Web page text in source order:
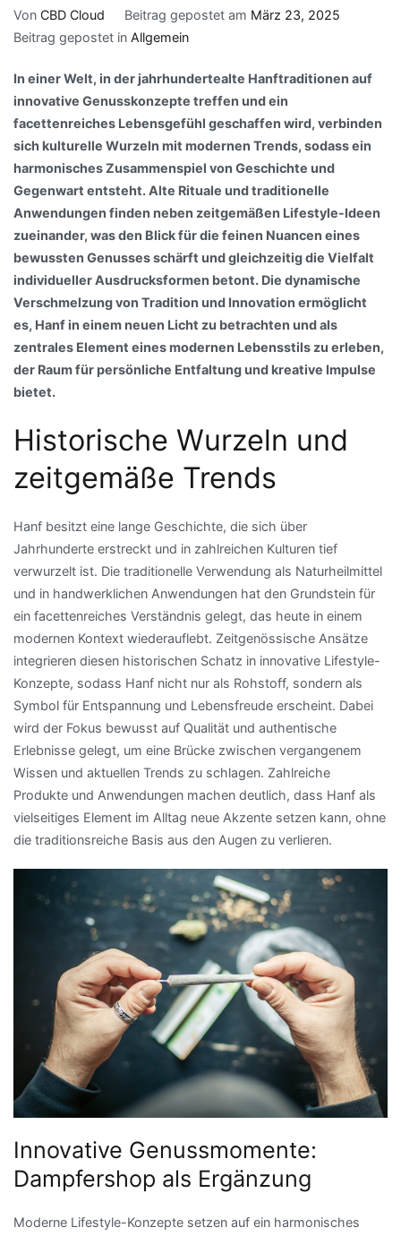
Von CBD Cloud Beitrag gepostet am März 23, 2025
Beitrag gepostet in Allgemein
In einer Welt, in der jahrhundertealte Hanftraditionen auf
innovative Genusskonzepte treffen und ein
facettenreiches Lebensgefühl geschaffen wird, verbinden
sich kulturelle Wurzeln mit modernen Trends, sodass ein
harmonisches Zusammenspiel von Geschichte und
Gegenwart entsteht. Alte Rituale und traditionelle
Anwendungen finden neben zeitgemäßen Lifestyle-Ideen
zueinander, was den Blick für die feinen Nuancen eines
bewussten Genusses schärft und gleichzeitig die Vielfalt
individueller Ausdrucksformen betont. Die dynamische
Verschmelzung von Tradition und Innovation ermöglicht
es, Hanf in einem neuen Licht zu betrachten und als
zentrales Element eines modernen Lebensstils zu erleben,
der Raum für persönliche Entfaltung und kreative Impulse
bietet.
Historische Wurzeln und
zeitgemäße Trends
Hanf besitzt eine lange Geschichte, die sich über
Jahrhunderte erstreckt und in zahlreichen Kulturen tief
verwurzelt ist. Die traditionelle Verwendung als Naturheilmittel
und in handwerklichen Anwendungen hat den Grundstein für
ein facettenreiches Verständnis gelegt, das heute in einem
modernen Kontext wiederauflebt. Zeitgenössische Ansätze
integrieren diesen historischen Schatz in innovative Lifestyle-
Konzepte, sodass Hanf nicht nur als Rohstoff, sondern als
Symbol für Entspannung und Lebensfreude erscheint. Dabei
wird der Fokus bewusst auf Qualität und authentische
Erlebnisse gelegt, um eine Brücke zwischen vergangenem
Wissen und aktuellen Trends zu schlagen. Zahlreiche
Produkte und Anwendungen machen deutlich, dass Hanf als
vielseitiges Element im Alltag neue Akzente setzen kann, ohne
die traditionsreiche Basis aus den Augen zu verlieren.
Innovative Genussmomente:
Dampfershop als Ergänzung
Moderne Lifestyle-Konzepte setzen auf ein harmonisches